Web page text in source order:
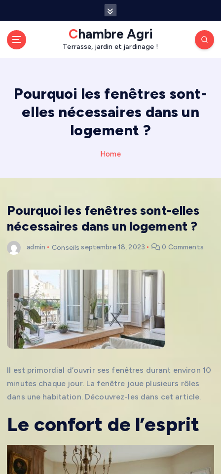
Chambre Agri
Terrasse, jardin et jardinage !
Pourquoi les fenêtres sont-
elles nécessaires dans un
logement ?
Home
Pourquoi les fenêtres sont-elles
nécessaires dans un logement ?
admin Conseils septembre 18, 2023 0 Comments
Il est primordial d’ouvrir ses fenêtres durant environ 10
minutes chaque jour. La fenêtre joue plusieurs rôles
dans une habitation. Découvrez-les dans cet article.
Le confort de l’esprit